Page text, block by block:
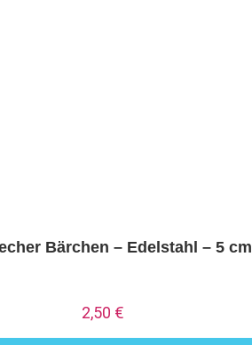
Bärchen – Edelstahl – 5 cm
2,50 €